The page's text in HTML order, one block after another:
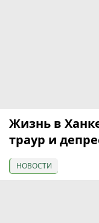
Жизнь в
траур и
НОВОСТИ